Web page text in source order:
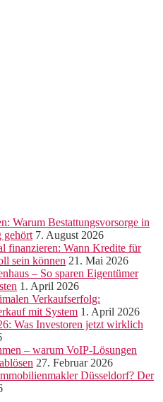
Warum Bestattungsvorsorge in
gehört 7. August 2026
finanzieren: Wann Kredite für
sein können 21. Mai 2026
– So sparen Eigentümer
1. April 2026
Verkaufserfolg:
mit System 1. April 2026
Was Investoren jetzt wirklich
– warum VoIP-Lösungen
27. Februar 2026
Düsseldorf? Der